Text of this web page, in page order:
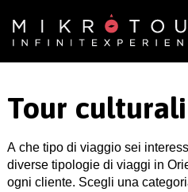
Tour
A che tipo di viaggio sei
diverse tipologie di viaggi in
ogni cliente. Scegli una